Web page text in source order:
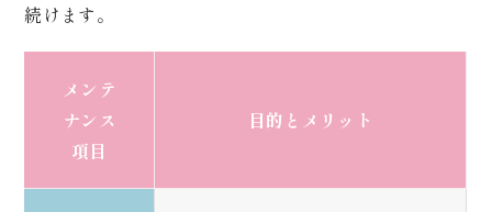
続けます。
メンテ
ナンス
項目
目的とメリット